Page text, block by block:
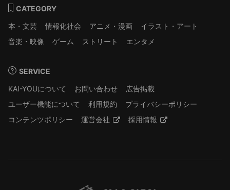
CATEGORY
本・文芸
情報化社会 アニメ・漫画
イラスト・アート
音楽・映像
ゲーム ストリート エンタメ
SERVICE
KAI-YOUについて
お問い合わせ
広告掲載
ユーザー機能について
利用規約
プライバシーポリシー
コンテンツポリシー
運営会社 採用情報